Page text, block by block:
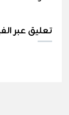
تعليق عبر